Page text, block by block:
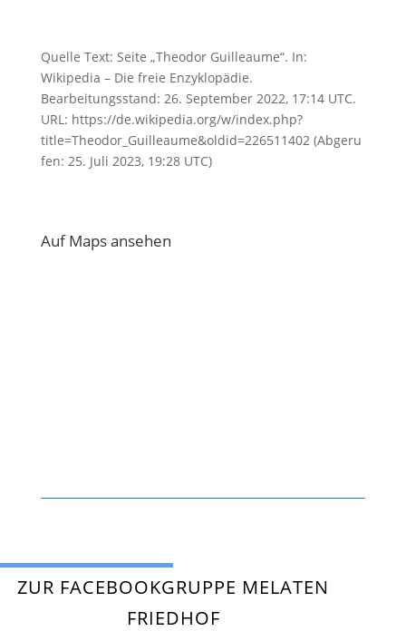
Quelle Text: Seite „Theodor Guilleaume“. In:
Wikipedia – Die freie Enzyklopädie.
Bearbeitungsstand: 26. September 2022, 17:14 UTC.
URL: https://de.wikipedia.org/w/index.php?
title=Theodor_Guilleaume&oldid=226511402 (Abgeru
fen: 25. Juli 2023, 19:28 UTC)
Auf Maps ansehen
ZUR FACEBOOKGRUPPE MELATEN
FRIEDHOF